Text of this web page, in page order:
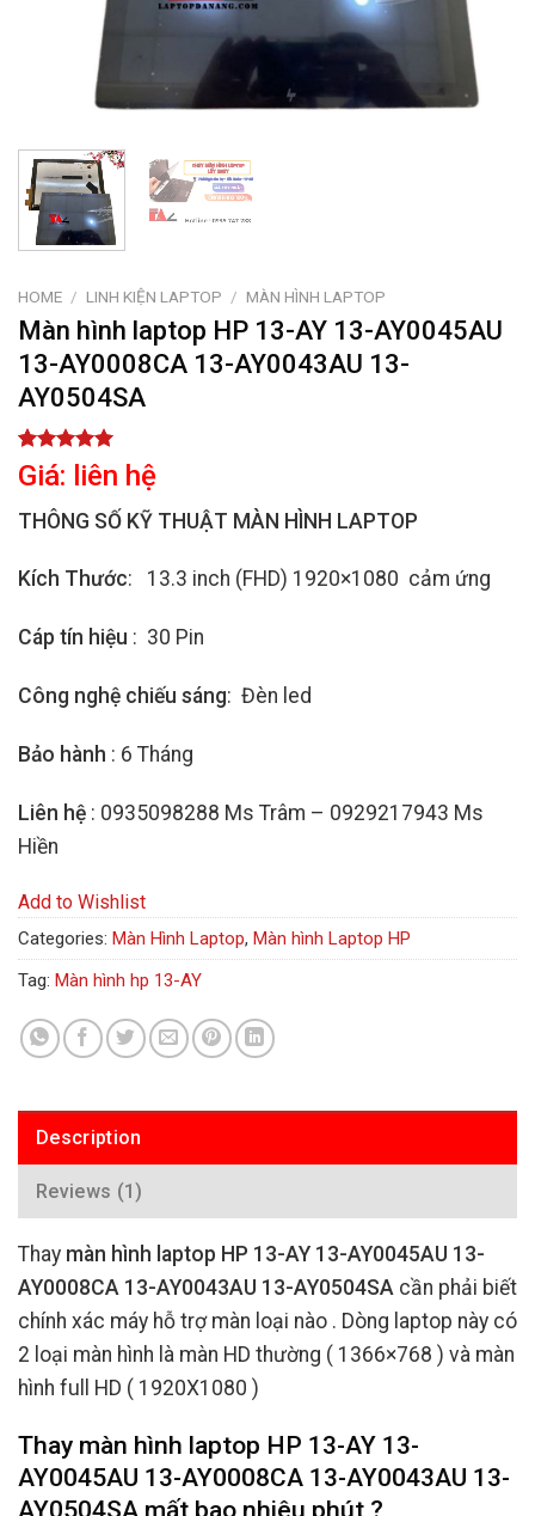
HOME / LINH KIỆN LAPTOP / MÀN HÌNH LAPTOP
Màn hình laptop HP 13-AY 13-AY0045AU
13-AY0008CA 13-AY0043AU 13-
AY0504SA
Rated 5.00
out of 5
based on
1
customer
Giá: liên hệ
THÔNG SỐ KỸ THUẬT MÀN HÌNH LAPTOP
Kích Thước: 13.3 inch (FHD) 1920×1080 cảm ứng
Cáp tín hiệu : 30 Pin
Công nghệ chiếu sáng: Đèn led
Bảo hành : 6 Tháng
Liên hệ : 0935098288 Ms Trâm – 0929217943 Ms
Hiền
Add to Wishlist
Categories: Màn Hình Laptop, Màn hình Laptop HP
Tag: Màn hình hp 13-AY
Description
Reviews (1)
Thay màn hình laptop HP 13-AY 13-AY0045AU 13-
AY0008CA 13-AY0043AU 13-AY0504SA cần phải biết
chính xác máy hỗ trợ màn loại nào . Dòng laptop này có
2 loại màn hình là màn HD thường ( 1366×768 ) và màn
hình full HD ( 1920X1080 )
Thay màn hình laptop HP 13-AY 13-
AY0045AU 13-AY0008CA 13-AY0043AU 13-
AY0504SA mất bao nhiêu phút ?